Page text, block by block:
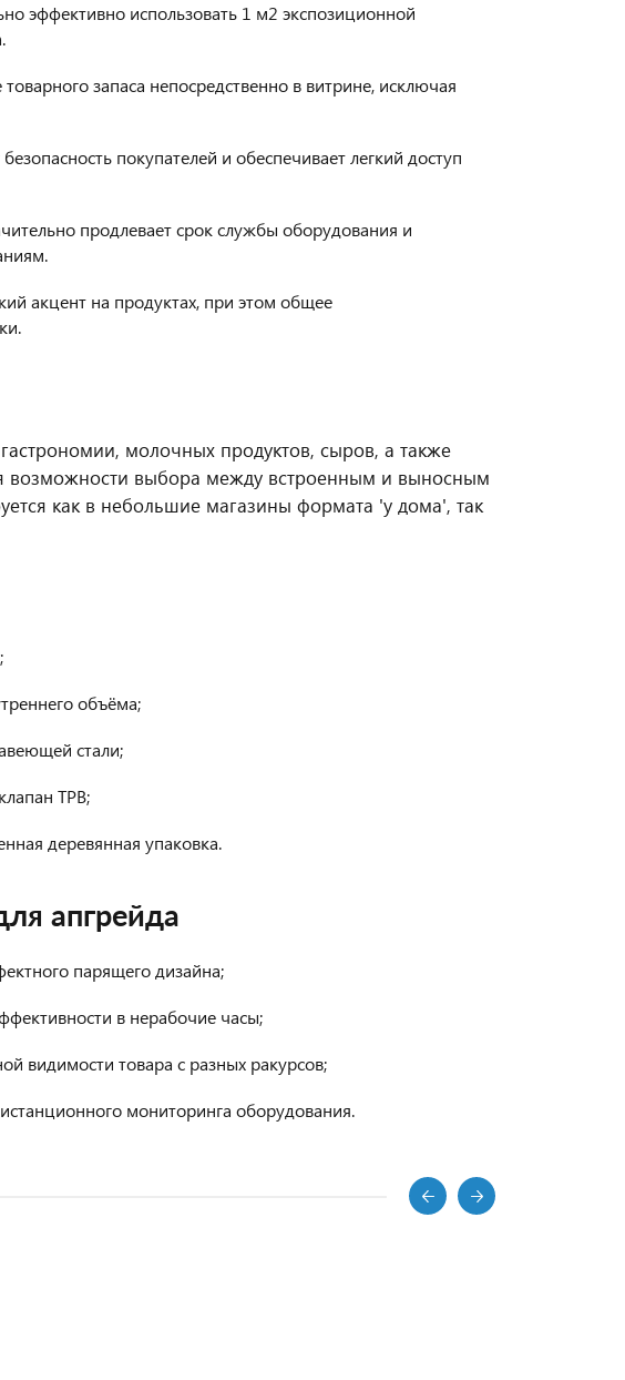
эффективно использовать 1 м2 экспозиционной
запаса непосредственно в витрине, исключая
покупателей и обеспечивает легкий доступ
продлевает срок службы оборудования и
акцент на продуктах, при этом общее
молочных продуктов, сыров, а также
возможности выбора между встроенным и выносным
как в небольшие магазины формата 'у дома', так
объёма;
стали;
ТРВ;
деревянная упаковка.
апгрейда
парящего дизайна;
в нерабочие часы;
видимости товара с разных ракурсов;
мониторинга оборудования.